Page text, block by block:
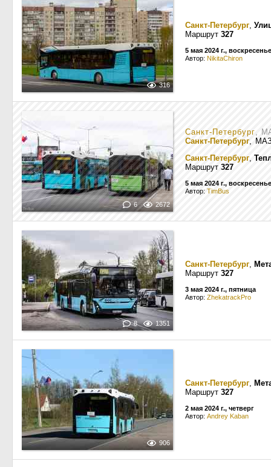
316
Санкт-Петербург,
Маршрут 327
5 мая 2024 г., воскресенье
Автор: NikitaChiron
6 2672
Санкт-Петербург,
Санкт-Петербург,
Санкт-Петербург,
Маршрут 327
5 мая 2024 г., воскресенье
Автор: TimBus
8 1351
Санкт-Петербург,
Маршрут 327
3 мая 2024 г., пятница
Автор: ZhekatrackPro
906
Санкт-Петербург,
Маршрут 327
2 мая 2024 г., четверг
Автор: Andrey Kaban